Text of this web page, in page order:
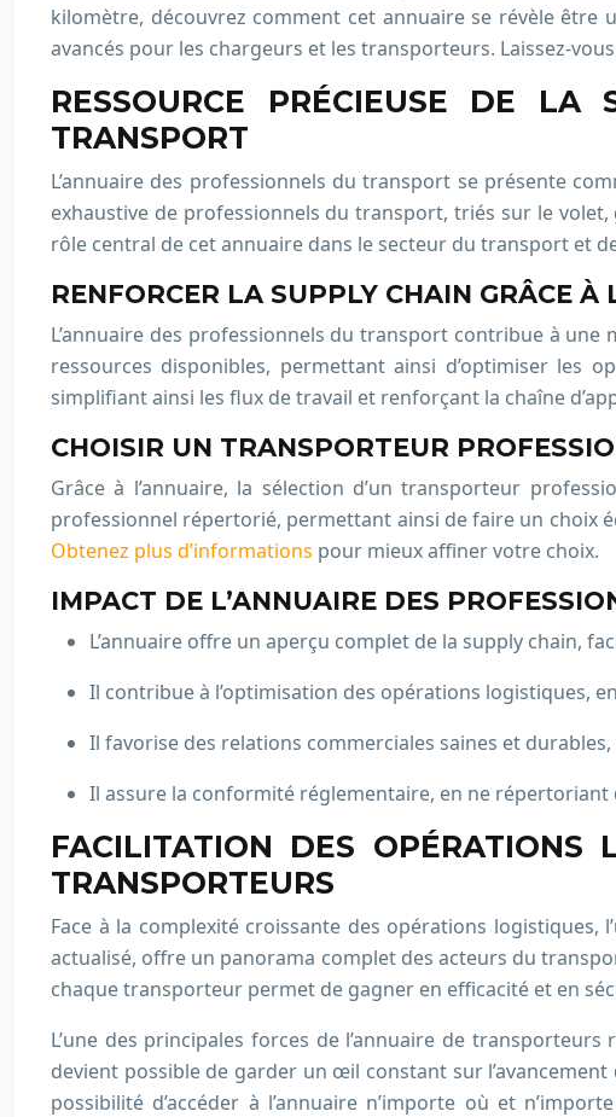
kilomètre, découvrez comment cet annuaire se révèle
avancés pour les chargeurs et les transporteurs. Laissez-
RESSOURCE PRÉCIEUSE DE LA
TRANSPORT
L’annuaire des professionnels du transport se présente
exhaustive de professionnels du transport, triés sur le
rôle central de cet annuaire dans le secteur du transport et
RENFORCER LA SUPPLY CHAIN GRÂCE
L’annuaire des professionnels du transport contribue à
ressources disponibles, permettant ainsi d’optimiser les
simplifiant ainsi les flux de travail et renforçant la chaîne
CHOISIR UN TRANSPORTEUR
Grâce à l’annuaire, la sélection d’un transporteur
professionnel répertorié, permettant ainsi de faire un choix
Obtenez plus d’informations pour mieux affiner votre choix.
IMPACT DE L’ANNUAIRE DES
L’annuaire offre un aperçu complet de la supply chain,
Il contribue à l’optimisation des opérations logistiques,
Il favorise des relations commerciales saines et
Il assure la conformité réglementaire, en ne
FACILITATION DES OPÉRATIONS
TRANSPORTEURS
Face à la complexité croissante des opérations logistiques,
actualisé, offre un panorama complet des acteurs du
chaque transporteur permet de gagner en efficacité et en
L’une des principales forces de l’annuaire de
devient possible de garder un œil constant sur
possibilité d’accéder à l’annuaire n’importe où et